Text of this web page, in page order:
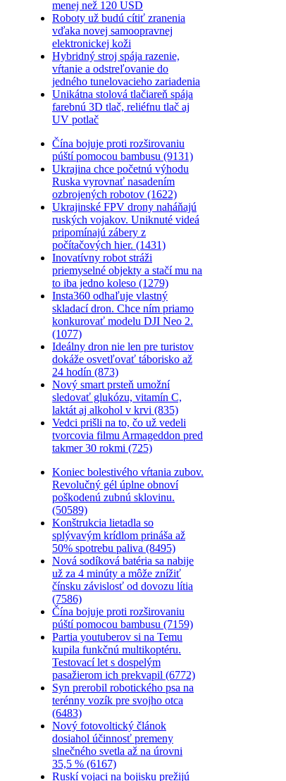
menej než 120 USD
Roboty už budú cítiť zranenia
vďaka novej samoopravnej
elektronickej koži
Hybridný stroj spája razenie,
vŕtanie a odstreľovanie do
jedného tunelovacieho zariadenia
Unikátna stolová tlačiareň spája
farebnú 3D tlač, reliéfnu tlač aj
UV potlač
Čína bojuje proti rozširovaniu
púští pomocou bambusu (9131)
Ukrajina chce početnú výhodu
Ruska vyrovnať nasadením
ozbrojených robotov (1622)
Ukrajinské FPV drony naháňajú
ruských vojakov. Uniknuté videá
pripomínajú zábery z
počítačových hier. (1431)
Inovatívny robot stráži
priemyselné objekty a stačí mu na
to iba jedno koleso (1279)
Insta360 odhaľuje vlastný
skladací dron. Chce ním priamo
konkurovať modelu DJI Neo 2.
(1077)
Ideálny dron nie len pre turistov
dokáže osvetľovať táborisko až
24 hodín (873)
Nový smart prsteň umožní
sledovať glukózu, vitamín C,
laktát aj alkohol v krvi (835)
Vedci prišli na to, čo už vedeli
tvorcovia filmu Armageddon pred
takmer 30 rokmi (725)
Koniec bolestivého vŕtania zubov.
Revolučný gél úplne obnoví
poškodenú zubnú sklovinu.
(50589)
Konštrukcia lietadla so
splývavým krídlom prináša až
50% spotrebu paliva (8495)
Nová sodíková batéria sa nabije
už za 4 minúty a môže znížiť
čínsku závislosť od dovozu lítia
(7586)
Čína bojuje proti rozširovaniu
púští pomocou bambusu (7159)
Partia youtuberov si na Temu
kupila funkčnú multikoptéru.
Testovací let s dospelým
pasažierom ich prekvapil (6772)
Syn prerobil robotického psa na
terénny vozík pre svojho otca
(6483)
Nový fotovoltický článok
dosiahol účinnosť premeny
slnečného svetla až na úrovni
35,5 % (6167)
Ruskí vojaci na bojisku prežijú